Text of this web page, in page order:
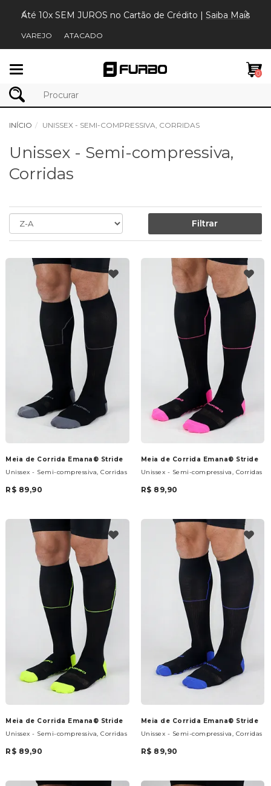
Até 10x SEM JUROS no Cartão de Crédito | Saiba Mais
VAREJO ATACADO
0
INÍCIO UNISSEX - SEMI-COMPRESSIVA, CORRIDAS
Unissex - Semi-compressiva,
Corridas
Filtrar
Meia de Corrida Emana® Stride
Unissex - Semi-compressiva, Corridas
R$ 89,90
Meia de Corrida Emana® Stride
Unissex - Semi-compressiva, Corridas
R$ 89,90
Meia de Corrida Emana® Stride
Unissex - Semi-compressiva, Corridas
R$ 89,90
Meia de Corrida Emana® Stride
Unissex - Semi-compressiva, Corridas
R$ 89,90